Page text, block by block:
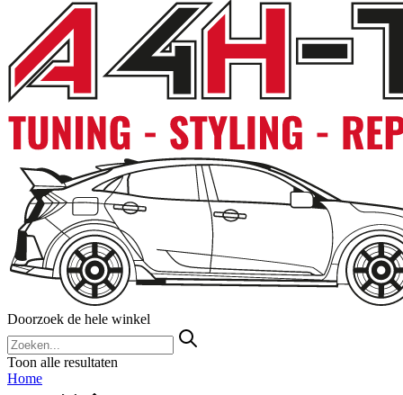
Doorzoek de hele winkel
Toon alle resultaten
Home